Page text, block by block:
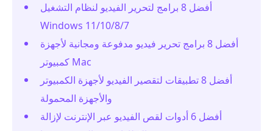
أفضل 8 برامج لتحرير الفيديو لنظام التشغيل
Windows 11/10/8/7
أفضل 8 برامج تحرير فيديو مدفوعة ومجانية لأجهزة
كمبيوتر Mac
أفضل 8 تطبيقات لتقصير الفيديو لأجهزة الكمبيوتر
والأجهزة المحمولة
أفضل 6 أدوات لقص الفيديو عبر الإنترنت لإزالة